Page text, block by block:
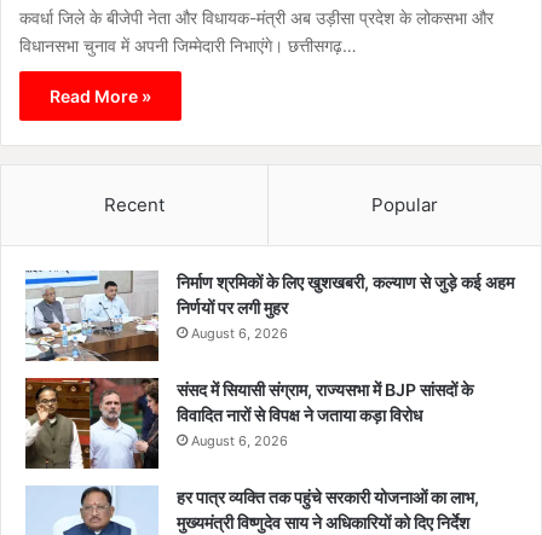
कवर्धा जिले के बीजेपी नेता और विधायक-मंत्री अब उड़ीसा प्रदेश के लोकसभा और
विधानसभा चुनाव में अपनी जिम्मेदारी निभाएंगे। छत्तीसगढ़…
Read More »
Recent Popular
निर्माण श्रमिकों के लिए खुशखबरी, कल्याण से जुड़े कई अहम
निर्णयों पर लगी मुहर
August 6, 2026
संसद में सियासी संग्राम, राज्यसभा में BJP सांसदों के
विवादित नारों से विपक्ष ने जताया कड़ा विरोध
August 6, 2026
हर पात्र व्यक्ति तक पहुंचे सरकारी योजनाओं का लाभ,
मुख्यमंत्री विष्णुदेव साय ने अधिकारियों को दिए निर्देश